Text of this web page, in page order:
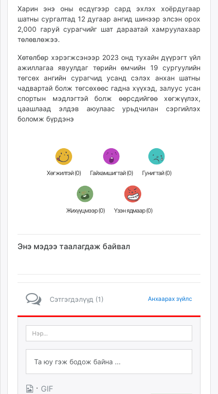
paparazzi.mn
unread.today
Харин энэ оны есдүгээр сард эхлэх хоёрдугаар
шатны сургалтад 12 дугаар ангид шинээр элсэн орох
2,000 гаруй сурагчийг шат дараатай хамруулахаар
төлөвлөжээ.
Хөтөлбөр хэрэгжсэнээр 2023 онд тухайн дүүрэгт үйл
ажиллагаа явуулдаг төрийн өмчийн 19 сургуулийн
төгсөх ангийн сурагчид усанд сэлэх анхан шатны
чадвартай болж төгсөхөөс гадна хүүхэд, залуус усан
спортын мэдлэгтэй болж өөрсдийгөө хөгжүүлэх,
цаашлаад элдэв аюулаас урьдчилан сэргийлэх
боломж бүрдэнэ
Хөгжилтэй (0) Гайхамшигтай (0) Гунигтай (0)
Жихүүцмээр (0) Үзэн ядмаар (0)
Энэ мэдээ таалагдаж байвал
Сэтгэгдэлүүд (1) Анхаарах зүйлс
· GIF